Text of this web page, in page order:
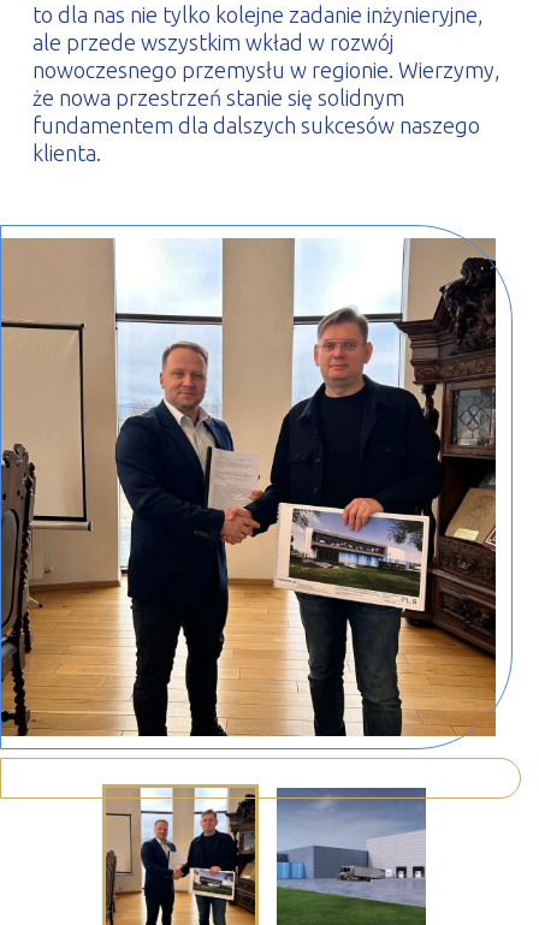
to dla nas nie tylko kolejne zadanie inżynieryjne,
ale przede wszystkim wkład w rozwój
nowoczesnego przemysłu w regionie. Wierzymy,
że nowa przestrzeń stanie się solidnym
fundamentem dla dalszych sukcesów naszego
klienta.